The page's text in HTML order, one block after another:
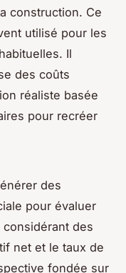
construction. Ce
utilisé pour les
Il
des coûts
réaliste basée
pour recréer
des
pour évaluer
des
net et le taux de
fondée sur